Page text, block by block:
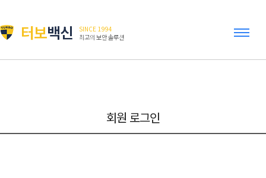
터보백신
SINCE 1994
최고의 보안 솔루션
회원 로그인